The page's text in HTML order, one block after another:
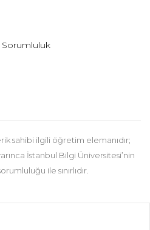
Sorumluluk
sahibi ilgili öğretim elemanıdır;
İstanbul Bilgi Üniversitesi’nin
ile sınırlıdır.